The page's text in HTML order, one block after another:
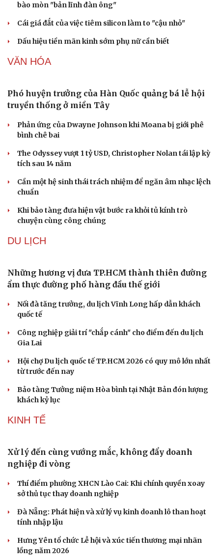
bào mòn "bản lĩnh đàn ông"
Cái giá đắt của việc tiêm silicon làm to "cậu nhỏ"
Dấu hiệu tiền mãn kinh sớm phụ nữ cần biết
VĂN HÓA
truyền thống ở miền Tây
bình chê bai
tích sau 14 năm
Cần một hệ sinh thái trách nhiệm để ngăn âm nhạc lệch
Khi bảo tàng đưa hiện vật bước ra khỏi tủ kính trò
chuyện cùng công chúng
DU LỊCH
Những hương vị đưa TP.HCM thành thiên đường
ẩm thực đường phố hàng đầu thế giới
Nối đà tăng trưởng, du lịch Vĩnh Long hấp dẫn khách
quốc tế
Công nghiệp giải trí "chắp cánh" cho điểm đến du lịch
Gia Lai